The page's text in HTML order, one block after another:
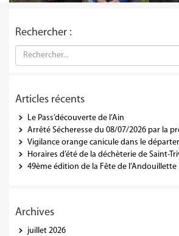
Rechercher :
Articles récents
Le Pass’découverte de l’Ain
Arrêté Sécheresse du 08/07/2026 par la
Vigilance orange canicule dans le
Horaires d’été de la déchèterie de Saint-
49ème édition de la Fête de l’Andouillette
Archives
juillet 2026